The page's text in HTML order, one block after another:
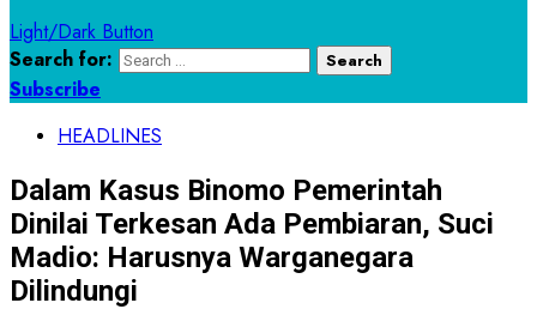
Light/Dark Button
Search for:
Subscribe
HEADLINES
Dalam Kasus Binomo Pemerintah
Dinilai Terkesan Ada Pembiaran, Suci
Madio: Harusnya Warganegara
Dilindungi